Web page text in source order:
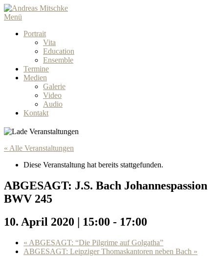
Menü
Portrait
Vita
Education
Ensemble
Termine
Medien
Galerie
Video
Audio
Kontakt
« Alle Veranstaltungen
Diese Veranstaltung hat bereits stattgefunden.
ABGESAGT: J.S. Bach Johannespassion
BWV 245
10. April 2020 | 15:00 - 17:00
« ABGESAGT: “Die Pilgrime auf Golgatha”
ABGESAGT: Leipziger Thomaskantoren neben Bach »